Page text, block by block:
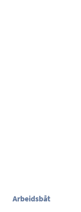
Arbeidsbåt